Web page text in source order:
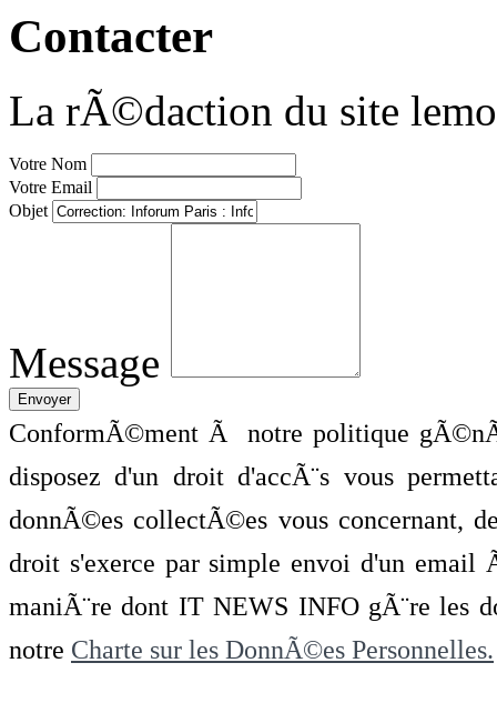
Contacter
La rÃ©daction du site
Votre Nom
Votre Email
Objet
Message
ConformÃ©ment Ã notre politique
disposez d'un droit d'accÃ¨s vous
donnÃ©es collectÃ©es vous concernant,
droit s'exerce par simple envoi d'un
maniÃ¨re dont IT NEWS INFO gÃ¨re les
notre Charte sur les DonnÃ©es Personnelles.